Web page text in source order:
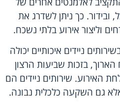
ובידור. כך ניתן לשדרג את
וליצור אירוע בלתי נשכח.
ניידים איכותיים יכולה
בזכות שביעות הרצון
האירוע. שירותים ניידים הם
אלא גם השקעה כלכלית נבונה.